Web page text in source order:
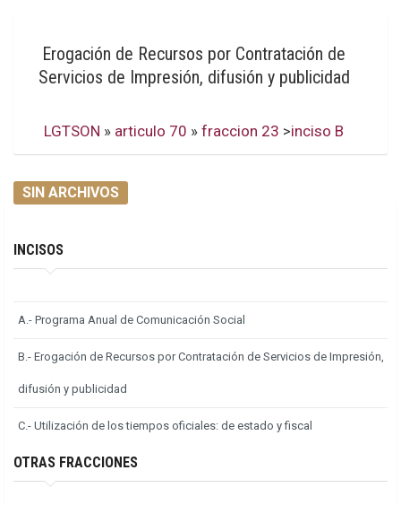
Erogación de Recursos por Contratación de
Servicios de Impresión, difusión y publicidad
LGTSON » articulo 70 » fraccion 23 >inciso B
SIN ARCHIVOS
INCISOS
A.- Programa Anual de Comunicación Social
B.- Erogación de Recursos por Contratación de Servicios de Impresión,
difusión y publicidad
C.- Utilización de los tiempos oficiales: de estado y fiscal
OTRAS FRACCIONES